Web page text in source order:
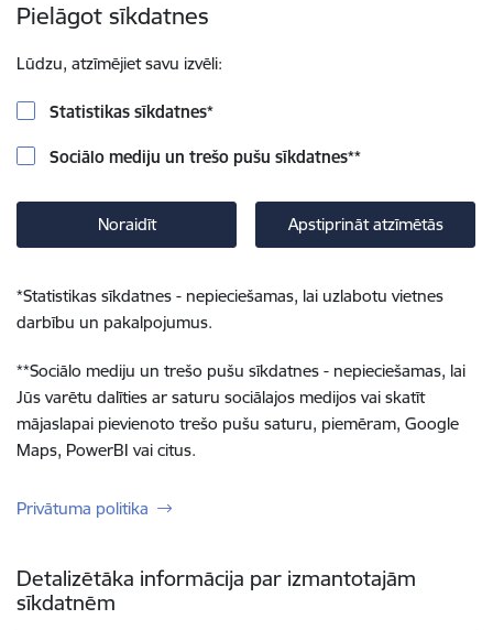
Pielāgot sīkdatnes
Lūdzu, atzīmējiet savu izvēli:
Statistikas sīkdatnes*
Sociālo mediju un trešo pušu sīkdatnes**
Noraidīt Apstiprināt atzīmētās
*Statistikas sīkdatnes - nepieciešamas, lai uzlabotu vietnes
darbību un pakalpojumus.
**Sociālo mediju un trešo pušu sīkdatnes - nepieciešamas, lai
Jūs varētu dalīties ar saturu sociālajos medijos vai skatīt
mājaslapai pievienoto trešo pušu saturu, piemēram, Google
Maps, PowerBI vai citus.
Privātuma politika
Detalizētāka informācija par izmantotajām
sīkdatnēm